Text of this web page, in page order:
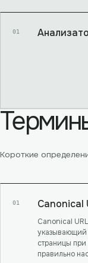
01
Короткие
01 Canonical
Canonical
указывающий
страницы при
правильно